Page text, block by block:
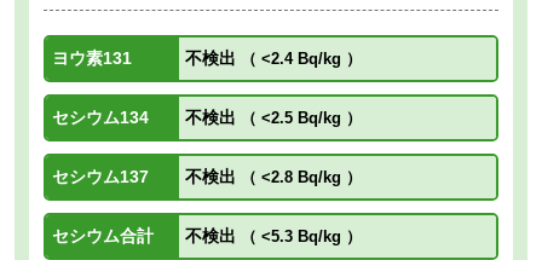
ヨウ素131 不検出 （ <2.4 Bq/kg ）
セシウム134 不検出 （ <2.5 Bq/kg ）
セシウム137 不検出 （ <2.8 Bq/kg ）
セシウム合計 不検出 （ <5.3 Bq/kg ）